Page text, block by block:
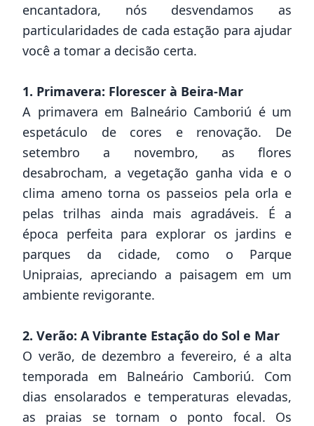
encantadora, nós desvendamos as
particularidades de cada estação para ajudar
você a tomar a decisão certa.
1. Primavera: Florescer à Beira-Mar
A primavera em Balneário Camboriú é um
espetáculo de cores e renovação. De
setembro a novembro, as flores
desabrocham, a vegetação ganha vida e o
clima ameno torna os passeios pela orla e
pelas trilhas ainda mais agradáveis. É a
época perfeita para explorar os jardins e
parques da cidade, como o Parque
Unipraias, apreciando a paisagem em um
ambiente revigorante.
2. Verão: A Vibrante Estação do Sol e Mar
O verão, de dezembro a fevereiro, é a alta
temporada em Balneário Camboriú. Com
dias ensolarados e temperaturas elevadas,
as praias se tornam o ponto focal. Os